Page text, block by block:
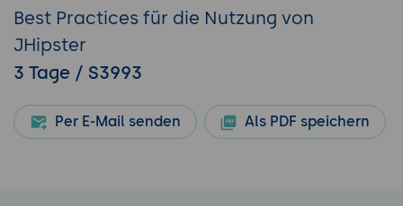
Best Practices für die Nutzung von
JHipster
3 Tage / S3993
Per E-Mail senden Als PDF speichern